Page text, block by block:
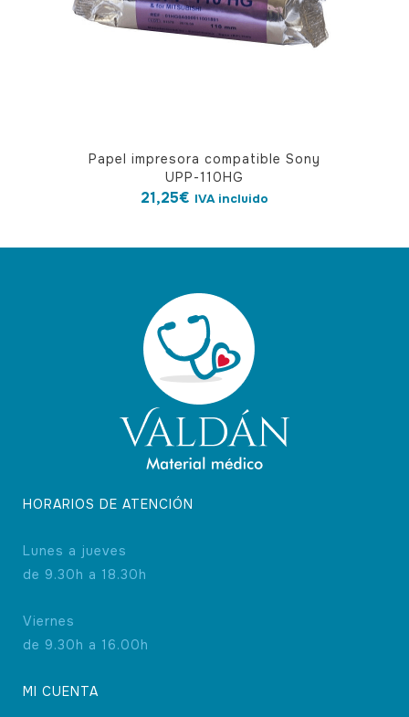
Papel impresora compatible Sony
UPP-110HG
21,25€ IVA incluido
HORARIOS DE ATENCIÓN
Lunes a jueves
de 9.30h a 18.30h
Viernes
de 9.30h a 16.00h
MI CUENTA